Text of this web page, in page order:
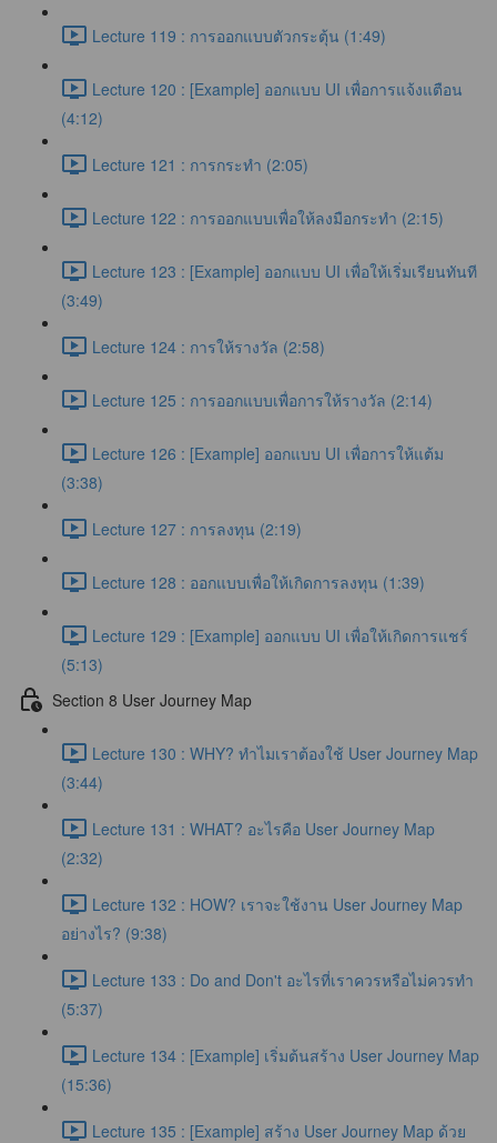
Lecture 119 : การออกแบบตัวกระตุ้น (1:49)
Lecture 120 : [Example] ออกแบบ UI เพื่อการแจ้งแตือน
(4:12)
Lecture 121 : การกระทำ (2:05)
Lecture 122 : การออกแบบเพื่อให้ลงมือกระทำ (2:15)
Lecture 123 : [Example] ออกแบบ UI เพื่อให้เริ่มเรียนทันที
(3:49)
Lecture 124 : การให้รางวัล (2:58)
Lecture 125 : การออกแบบเพื่อการให้รางวัล (2:14)
Lecture 126 : [Example] ออกแบบ UI เพื่อการให้แต้ม
(3:38)
Lecture 127 : การลงทุน (2:19)
Lecture 128 : ออกแบบเพื่อให้เกิดการลงทุน (1:39)
Lecture 129 : [Example] ออกแบบ UI เพื่อให้เกิดการแชร์
(5:13)
Section 8 User Journey Map
Lecture 130 : WHY? ทำไมเราต้องใช้ User Journey Map
(3:44)
Lecture 131 : WHAT? อะไรคือ User Journey Map
(2:32)
Lecture 132 : HOW? เราจะใช้งาน User Journey Map
อย่างไร? (9:38)
Lecture 133 : Do and Don't อะไรที่เราควรหรือไม่ควรทำ
(5:37)
Lecture 134 : [Example] เริ่มต้นสร้าง User Journey Map
(15:36)
Lecture 135 : [Example] สร้าง User Journey Map ด้วย